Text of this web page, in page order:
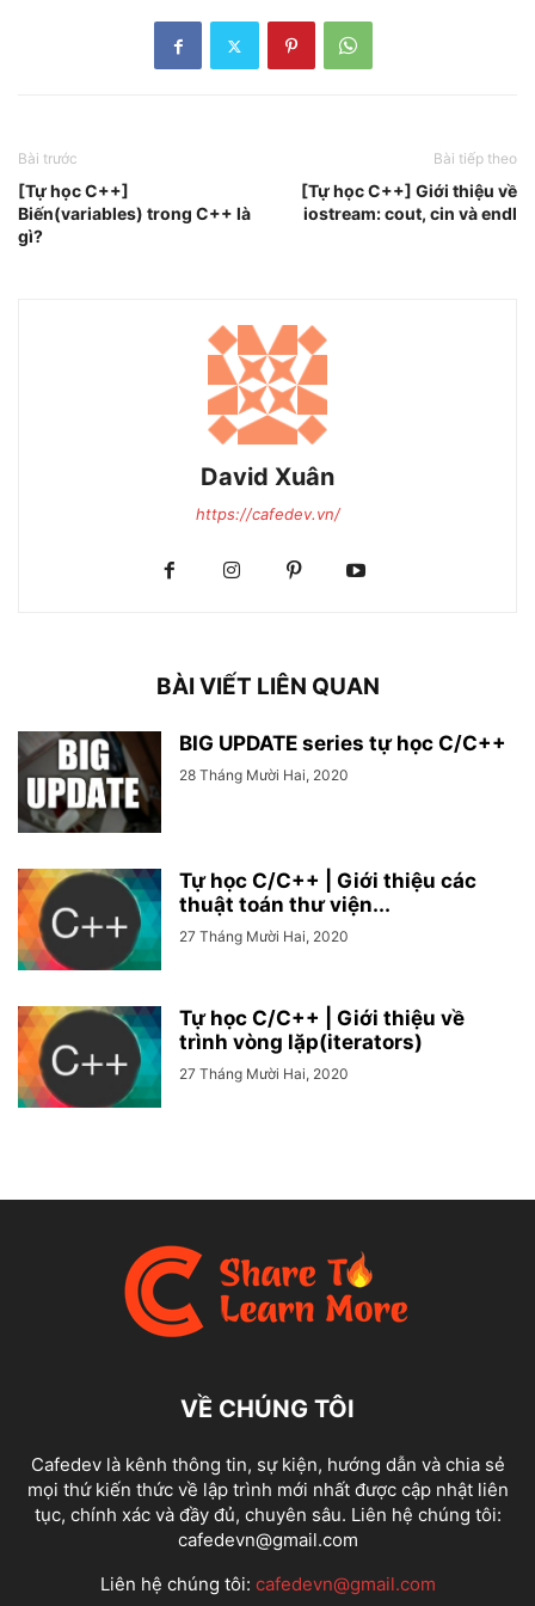
Bài trước
[Tự học C++]
Biến(variables) trong C++ là
gì?
Bài tiếp theo
[Tự học C++] Giới thiệu về
iostream: cout, cin và endl
David Xuân
https://cafedev.vn/
BÀI VIẾT LIÊN QUAN
BIG UPDATE series tự học C/C++
28 Tháng Mười Hai, 2020
Tự học C/C++ | Giới thiệu các
thuật toán thư viện...
27 Tháng Mười Hai, 2020
Tự học C/C++ | Giới thiệu về
trình vòng lặp(iterators)
27 Tháng Mười Hai, 2020
VỀ CHÚNG TÔI
Cafedev là kênh thông tin, sự kiện, hướng dẫn và chia sẻ
mọi thứ kiến thức về lập trình mới nhất được cập nhật liên
tục, chính xác và đầy đủ, chuyên sâu. Liên hệ chúng tôi:
cafedevn@gmail.com
Liên hệ chúng tôi: cafedevn@gmail.com